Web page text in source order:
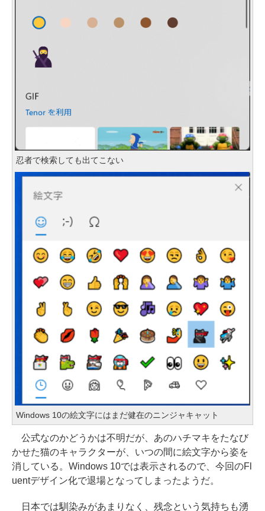
忍者で検索しても出てこない
Windows 10の絵文字にはまだ健在のニンジャキャット
公式なのかどうかは不明だが、あのハチマキをたなび
かせた猫のキャラクターが、いつの間に絵文字から姿を
消している。Windows 10では表示されるので、今回のFl
uentデザイン化で退場となってしまったようだ。
日本では馴染みがあまりなく、残念という気持ちも湧